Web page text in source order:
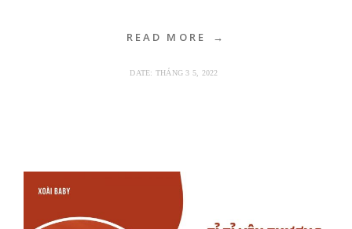
READ MORE
DATE: THÁNG 3 5, 2022